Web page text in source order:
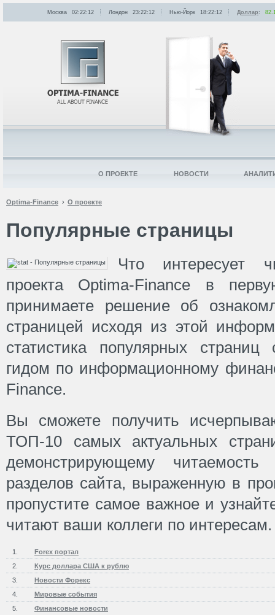
Optima-Finance О проекте
Популярные страницы
Что интересует
проекта Optima-Finance в
принимаете решение об
страницей исходя из этой
статистика популярных
гидом по информационному
Finance.
Вы сможете получить
ТОП-10 самых актуальных
демонстрирующему читаемость
разделов сайта, выраженную в
пропустите самое важное и
читают ваши коллеги по интересам.
1.
Forex портал
2.
Курс доллара США к рублю
3.
Новости Форекс
4.
Мировые события
5.
Финансовые новости
Москва 02:22:12 Лондон 23:22:12 Нью-Йорк 18:22:12 Доллар:
О ПРОЕКТЕ НОВОСТИ